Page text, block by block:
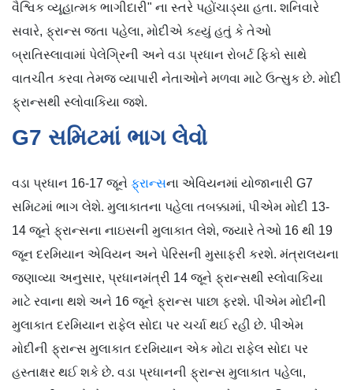
વૈશ્વિક વ્યૂહાત્મક ભાગીદારી" ના સ્તરે પહોંચાડ્યા હતા. શનિવારે
સવારે, ફ્રાન્સ જતા પહેલા, મોદીએ કહ્યું હતું કે તેઓ
બ્રાતિસ્લાવામાં પેલેગ્રિની અને વડા પ્રધાન રોબર્ટ ફિકો સાથે
વાતચીત કરવા તેમજ વ્યાપારી નેતાઓને મળવા માટે ઉત્સુક છે. મોદી
ફ્રાન્સથી સ્લોવાકિયા જશે.
G7 સમિટમાં ભાગ લેવો
વડા પ્રધાન 16-17 જૂને ફ્રાન્સના એવિયનમાં યોજાનારી G7
સમિટમાં ભાગ લેશે. મુલાકાતના પહેલા તબક્કામાં, પીએમ મોદી 13-
14 જૂને ફ્રાન્સના નાઇસની મુલાકાત લેશે, જ્યારે તેઓ 16 થી 19
જૂન દરમિયાન એવિયન અને પેરિસની મુસાફરી કરશે. મંત્રાલયના
જણાવ્યા અનુસાર, પ્રધાનમંત્રી 14 જૂને ફ્રાન્સથી સ્લોવાકિયા
માટે રવાના થશે અને 16 જૂને ફ્રાન્સ પાછા ફરશે. પીએમ મોદીની
મુલાકાત દરમિયાન રાફેલ સોદા પર ચર્ચા થઈ રહી છે. પીએમ
મોદીની ફ્રાન્સ મુલાકાત દરમિયાન એક મોટા રાફેલ સોદા પર
હસ્તાક્ષર થઈ શકે છે. વડા પ્રધાનની ફ્રાન્સ મુલાકાત પહેલા,